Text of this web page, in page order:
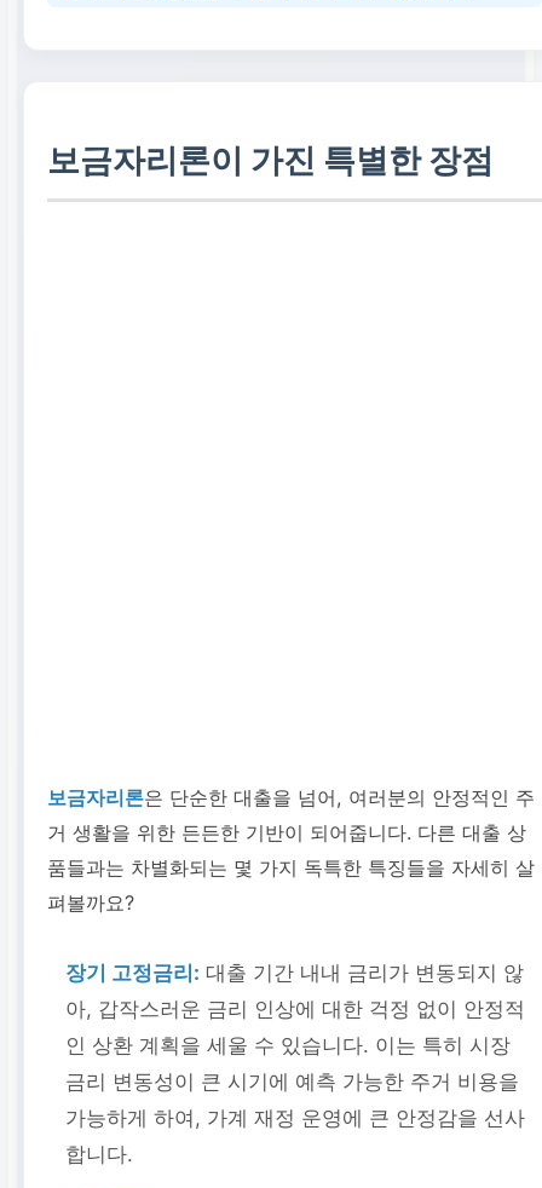
보금자리론이 가진 특별한 장점
보금자리론은 단순한 대출을 넘어, 여러분의 안정적인 주
거 생활을 위한 든든한 기반이 되어줍니다. 다른 대출 상
품들과는 차별화되는 몇 가지 독특한 특징들을 자세히 살
펴볼까요?
장기 고정금리: 대출 기간 내내 금리가 변동되지 않
아, 갑작스러운 금리 인상에 대한 걱정 없이 안정적
인 상환 계획을 세울 수 있습니다. 이는 특히 시장
금리 변동성이 큰 시기에 예측 가능한 주거 비용을
가능하게 하여, 가계 재정 운영에 큰 안정감을 선사
합니다.